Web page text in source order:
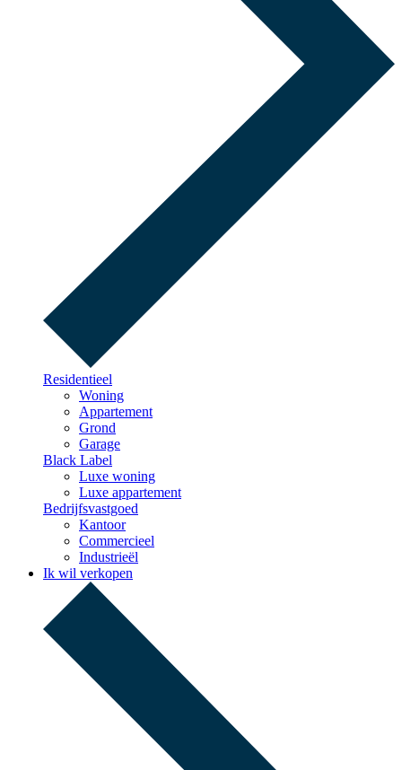
Residentieel
Woning
Appartement
Grond
Garage
Black Label
Luxe woning
Luxe appartement
Bedrijfsvastgoed
Kantoor
Commercieel
Industrieël
Ik wil verkopen